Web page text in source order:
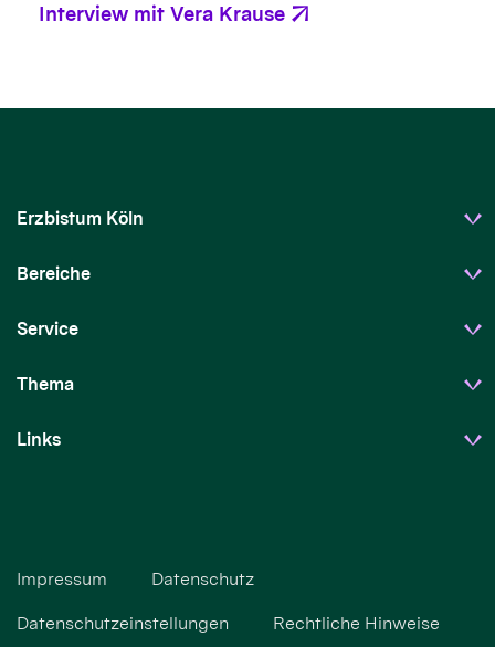
Interview mit Vera Krause
Erzbistum Köln
Bereiche
Service
Thema
Links
Impressum Datenschutz
Datenschutzeinstellungen Rechtliche Hinweise